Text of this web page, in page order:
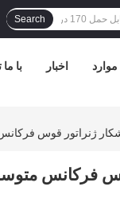
Search
با اخبار موارد